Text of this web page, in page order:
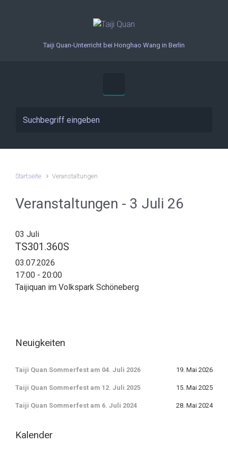
Taiji Quan-Unterricht bei Honghao Wang in Berlin
Startseite Veranstaltungen
Veranstaltungen - 3 Juli 26
03 Juli
TS301.360S
03.07.2026
17:00 - 20:00
Taijiquan im Volkspark Schöneberg
Neuigkeiten
Taiji Quan Sommerfest am 04. Juli 2026 19. Mai 2026
Taiji Quan Sommerfest am 12. Juli 2025 15. Mai 2025
Taiji Quan Sommerfest am 6. Juli 2024 28. Mai 2024
Kalender